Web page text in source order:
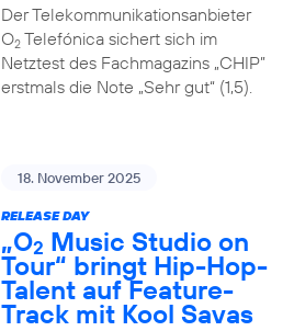
Der Telekommunikationsanbieter
O2Telefónica sichert sich im
Netztest des Fachmagazins „CHIP”
erstmals die Note „Sehr gut“ (1,5).
18. November 2025
RELEASE DAY
„O2 Music Studio on
Tour“ bringt Hip-Hop-
Talent auf Feature-
Track mit Kool Savas